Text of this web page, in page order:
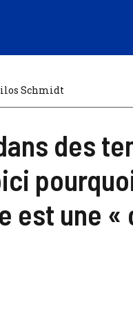
Schmidt
des
est une